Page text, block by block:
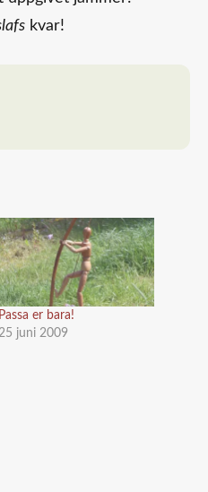
kvar!
Passa er bara!
juni 2009